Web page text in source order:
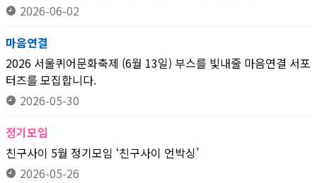
2026-06-02
마음연결
2026 서울퀴어문화축제 (6월 13일) 부스를 빛내줄 마음연결 서포
터즈를 모집합니다.
2026-05-30
정기모임
친구사이 5월 정기모임 ‘친구사이 언박싱’
2026-05-26